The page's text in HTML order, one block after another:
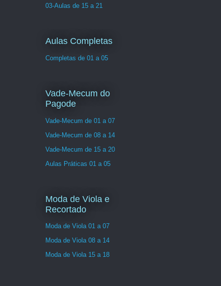
03-Aulas de 15 a 21
Aulas Completas
Completas de 01 a 05
Vade-Mecum do
Pagode
Vade-Mecum de 01 a 07
Vade-Mecum de 08 a 14
Vade-Mecum de 15 a 20
Aulas Práticas 01 a 05
Moda de Viola e
Recortado
Moda de Viola 01 a 07
Moda de Viola 08 a 14
Moda de Viola 15 a 18